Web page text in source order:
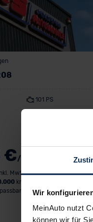
Wir
MeinAuto nutzt
können wir für
101 PS
€/Monat
MwSt.
km/Jahr •